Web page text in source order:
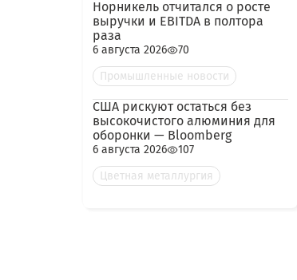
Норникель отчитался о росте
выручки и EBITDA в полтора
раза
6 августа 2026
70
Промышленные новости
США рискуют остаться без
высокочистого алюминия для
оборонки — Bloomberg
6 августа 2026
107
Цветная металлургия